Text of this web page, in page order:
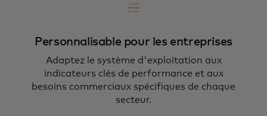
Personnalisable pour les entreprises
Adaptez le système d'exploitation aux
indicateurs clés de performance et aux
besoins commerciaux spécifiques de chaque
secteur.